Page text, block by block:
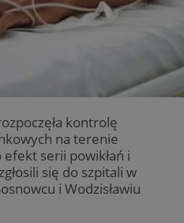
kontrolę
na terenie
serii powikłań i
się do szpitali w
i Wodzisławiu